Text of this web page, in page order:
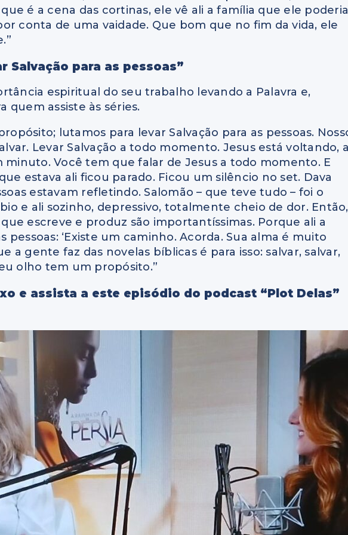
é a cena das cortinas,ele vê ali a família que ele poderia
conta de uma vaidade. Que bom que no fim da vida, ele
Salvação para as pessoas”
espiritual do seu trabalho levando a Palavra e,
quem assiste às séries.
lutamos para levar Salvação para as pessoas.
Levar Salvação a todo momento. Jesus está voltando, a
minuto. Você tem que falar de Jesus a todo momento. E
estava ali ficou parado. Ficou um silêncio no set. Dava
estavam refletindo. Salomão – que teve tudo – foi o
e ali sozinho, depressivo, totalmente cheio de dor. Então,
escreve e produz são importantíssimas. Porque ali a
pessoas: ‘Existe um caminho.Acorda.Sua alma é muito
a gente faz das novelas bíblicas é para isso: salvar, salvar,
olho tem um propósito.”
e assista a este episódio do podcast “Plot Delas”